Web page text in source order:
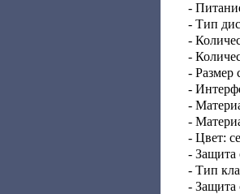
-
- Тип
-
-
- Размер
-
-
-
- Цвет:
- Защита
- Тип
- Защита